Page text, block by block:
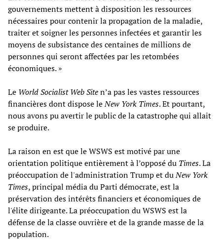
gouvernements mettent à disposition les ressources
nécessaires pour contenir la propagation de la maladie,
traiter et soigner les personnes infectées et garantir les
moyens de subsistance des centaines de millions de
personnes qui seront affectées par les retombées
économiques. »
Le World Socialist Web Siten’a pas les vastes ressources
financières dont dispose leNew York Times. Et pourtant,
nous avons pu avertir le public de la catastrophe qui allait
se produire.
La raison en est que le WSWS est motivé par une
orientation politique entièrement à l’opposé du Times. La
préoccupation de l'administration Trump et duNew York
Times, principal média du Parti démocrate, est la
préservation des intérêts financiers et économiques de
l'élite dirigeante. La préoccupation du WSWS est la
défense de la classe ouvrière et de la grande masse de la
population.